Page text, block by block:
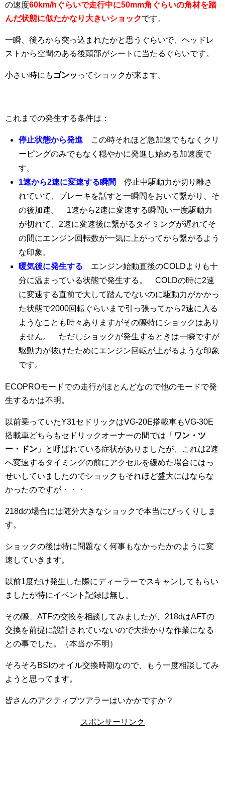
の速度60km/hぐらいで走行中に50mm角ぐらいの角材を踏
んだ状態に似たかなり大きいショックです。
一瞬、後ろから突っ込まれたかと思うぐらいで、ヘッドレ
ストから空間のある後頭部がシートに当たるぐらいです。
小さい時にも ゴンッ ってショックが来ます。
これまでの発生する条件は：
停止状態から発進 この時それほど急加速でもなくクリ
ーピングのみでもなく穏やかに発進し始める加速度で
す。
1速から2速に変速する瞬間
停止中駆動力が切り離さ
れていて、ブレーキを話すと一瞬間をおいて繋がり、そ
の後加速。 1速から2速に変速する瞬間い一度駆動力
が切れて、2速に変速後に繋がるタイミングが遅れてそ
の間にエンジン回転数が一気に上がってから繋がるよう
な印象。
暖気後に発生する エンジン始動直後のCOLDよりも十
分に温まっている状態で発生する。 COLDの時に2速
に変速する直前で大して踏んでないのに駆動力がかかっ
た状態で2000回転ぐらいまで引っ張ってから2速に入る
ようなことも時々ありますがその際特にショックはあり
ません。 ただしショックが発生するときは一瞬ですが
駆動力が抜けたためにエンジン回転が上がるような印象
です。
ECOPROモードでの走行がほとんどなので他のモードで発
生するかは不明。
以前乗っていたY31セドリックはVG-20E搭載車もVG-30E
搭載車どちらもセドリックオーナーの間では「 ワン・ツ
ー・ドン 」と呼ばれている症状がありましたが、これは2速
へ変速するタイミングの前にアクセルを緩めた場合にはっ
せいしていましたのでショックもそれほど盛大にはならな
かったのですが・・・
218dの場合には随分大きなショックで本当にびっくりしま
す。
ショックの後は特に問題なく何事もなかったかのように変
速していきます。
以前1度だけ発生した際にディーラーでスキャンしてもらい
ましたが特にイベント記録は無し。
その際、ATFの交換を相談してみましたが、218dはAFTの
交換を前提に設計されていないので大掛かりな作業になる
との事でした。（本当か不明）
そろそろBSIのオイル交換時期なので、もう一度相談してみ
ようと思ってます。
皆さんのアクティブツアラーはいかかですか？
スポンサーリンク